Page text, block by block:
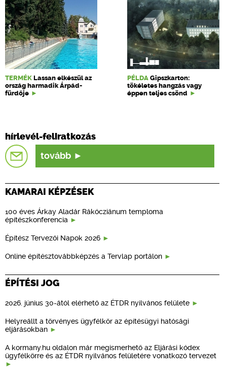
TERMÉK Lassan elkészül az
ország harmadik Árpád-
fürdője
PÉLDA Gipszkarton:
tökéletes hangzás vagy
éppen teljes csönd
hírlevél-feliratkozás
tovább
KAMARAI KÉPZÉSEK
100 éves Árkay Aladár Rákócziánum temploma
építészkonferencia
Építész Tervezői Napok 2026
Online építésztovábbképzés a Tervlap portálon
ÉPÍTÉSI JOG
2026. június 30-ától elérhető az ÉTDR nyilvános felülete
Helyreállt a törvényes ügyfélkör az építésügyi hatósági
eljárásokban
A kormany.hu oldalon már megismerhető az Eljárási kódex
ügyfélkörre és az ÉTDR nyilvános felületére vonatkozó tervezet